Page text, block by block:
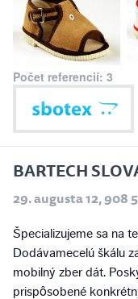
Počet referencií: 3
BARTECH
29. augusta 12, 908
Špecializujeme sa na
Dodávamecelú škálu
mobilný zber dát.
prispôsobené